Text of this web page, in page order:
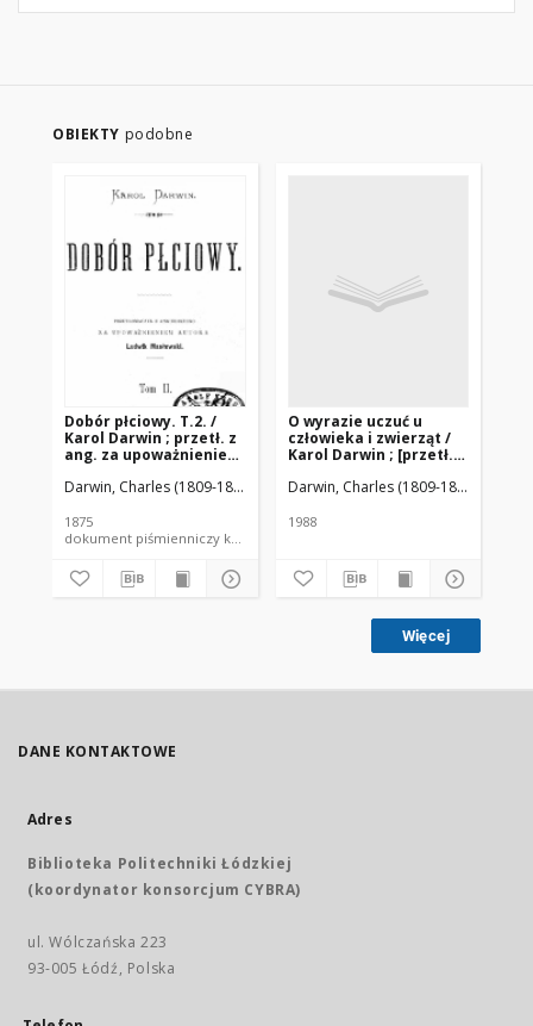
OBIEKTY podobne
Dobór płciowy. T.2. /
Karol Darwin ; przetł. z
ang. za upoważnieniem
Darwin, Charles (1809-1882). Masłowski, Ludwik (1849-1928). Tł.
1875
dokument piśmienniczy książka
O wyrazie uczuć u
człowieka i zwierząt /
Karol Darwin ; [przetł.
Zaćwilichowska ; red.
Wojtusiak ; przedm.
Darwin, Charles (1809-1882)
1988
Więcej
DANE KONTAKTOWE
Adres
Biblioteka Politechniki Łódzkiej
(koordynator konsorcjum CYBRA)
ul. Wólczańska 223
93-005 Łódź, Polska